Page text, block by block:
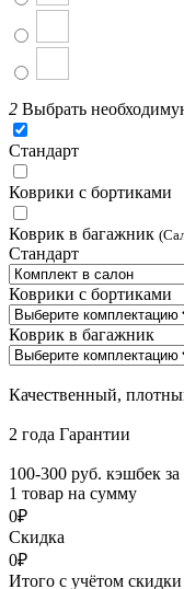
2 Выбрать
Стандарт
Коврики с бортиками
Коврик в багажник
Стандарт
Коврики с бортиками
Коврик в багажник
Качественный,
2 года Гарантии
100-300 руб. кэшбек
1 товар на сумму
0₽
Скидка
0₽
Итого с учётом скидки